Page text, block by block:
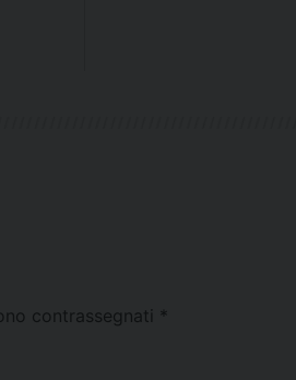
contrassegnati *